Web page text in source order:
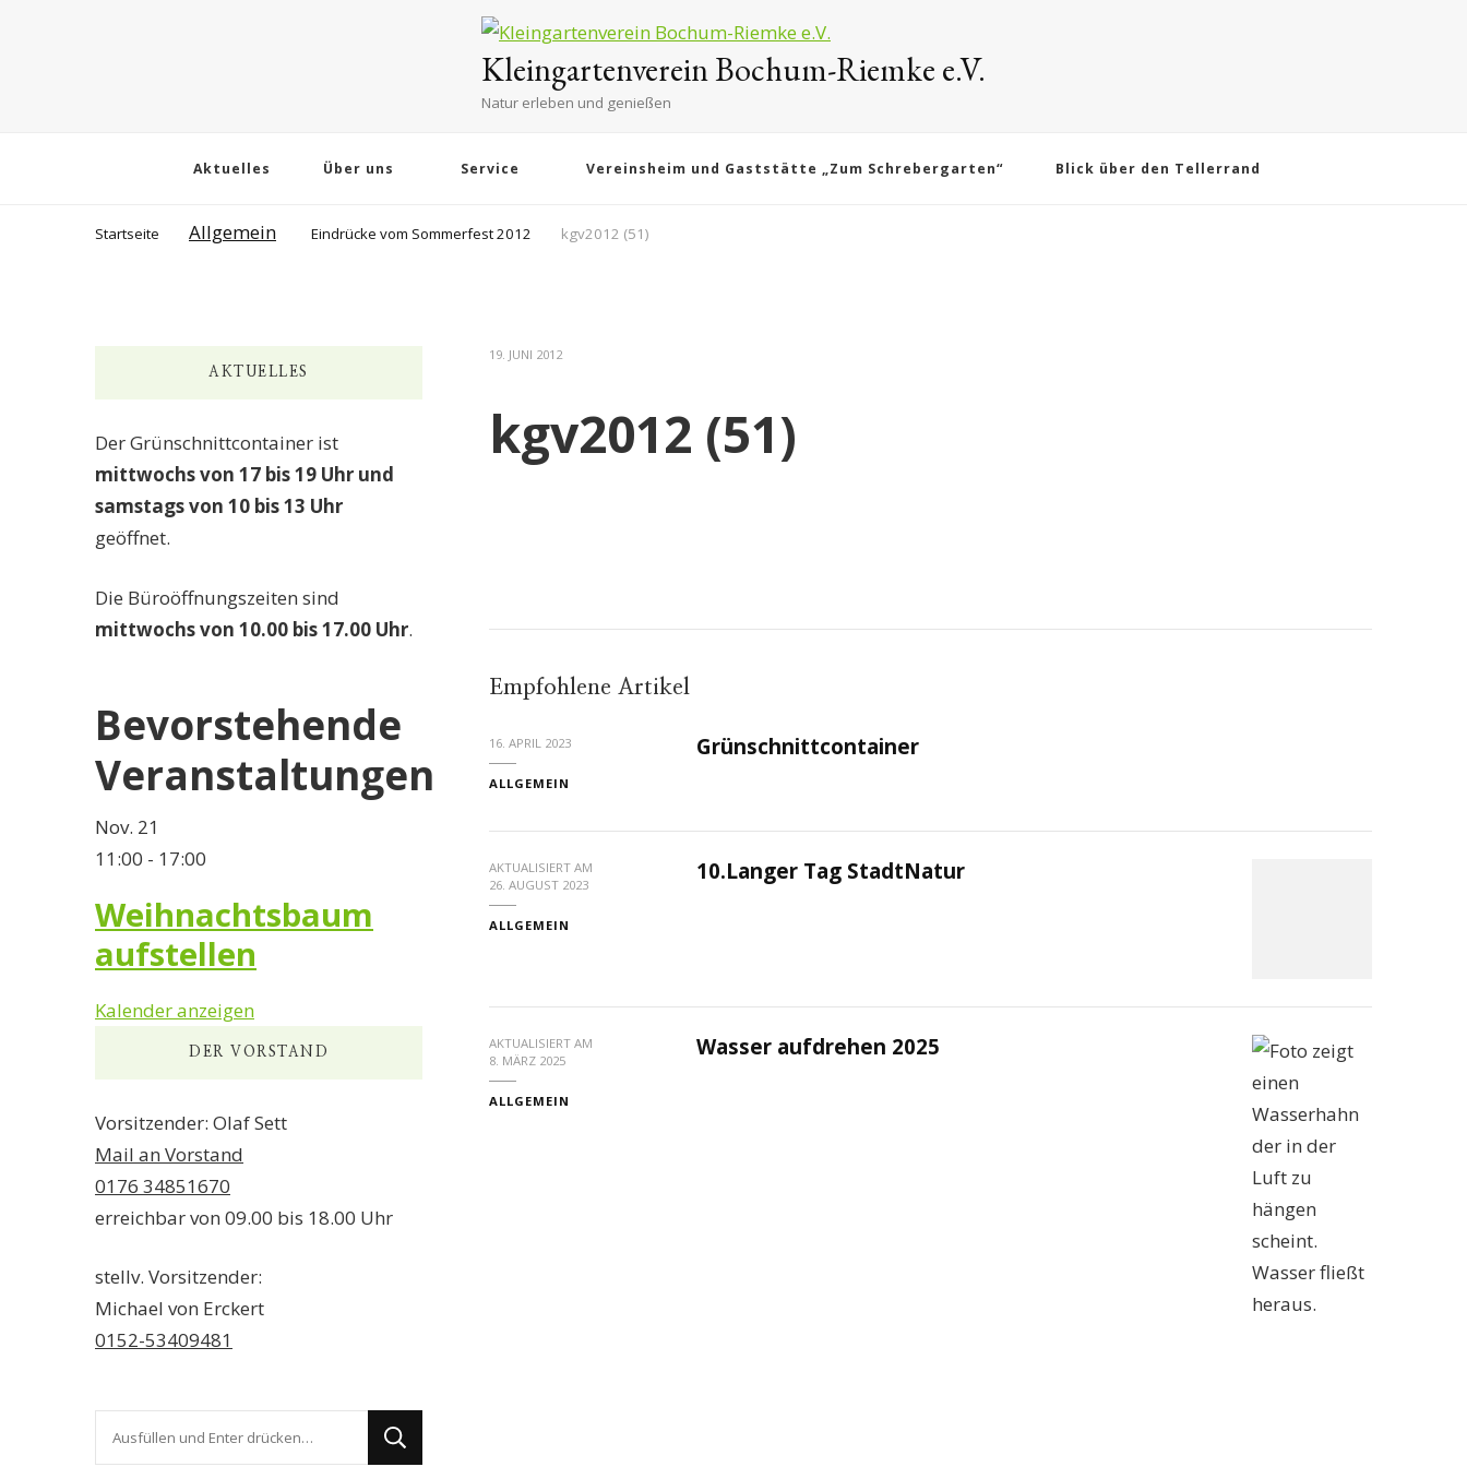
Kleingartenverein Bochum-Riemke e.V.
Natur erleben und genießen
Aktuelles Über uns Service Vereinsheim und Gaststätte „Zum Schrebergarten“ Blick über den Tellerrand
Startseite Allgemein Eindrücke vom Sommerfest 2012 kgv2012 (51)
19. JUNI 2012
kgv2012 (51)
Empfohlene Artikel
16. APRIL 2023
ALLGEMEIN
Grünschnittcontainer
AKTUALISIERT AM
26. AUGUST 2023
ALLGEMEIN
10.Langer Tag StadtNatur
AKTUALISIERT AM
8. MÄRZ 2025
ALLGEMEIN
Wasser aufdrehen 2025
AKTUELLES
Der Grünschnittcontainer ist
mittwochs von 17 bis 19 Uhr und
samstags von 10 bis 13 Uhr
geöffnet.
Die Büroöffnungszeiten sind
mittwochs von 10.00 bis 17.00 Uhr.
Bevorstehende
Veranstaltungen
Nov. 21
11:00 - 17:00
Weihnachtsbaum
aufstellen
Kalender anzeigen
DER VORSTAND
Vorsitzender: Olaf Sett
Mail an Vorstand
0176 34851670
erreichbar von 09.00 bis 18.00 Uhr
stellv. Vorsitzender:
Michael von Erckert
0152-53409481